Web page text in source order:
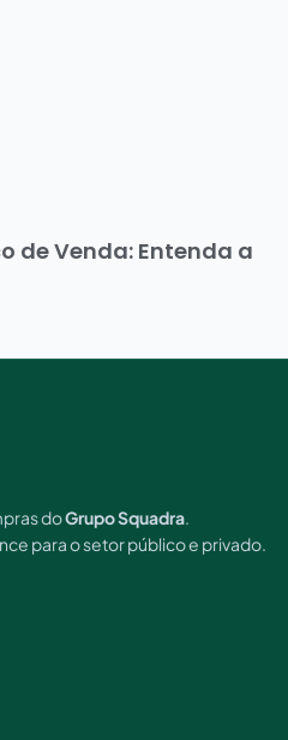
de Venda: Entenda a
doGrupo Squadra.
para o setor público e privado.